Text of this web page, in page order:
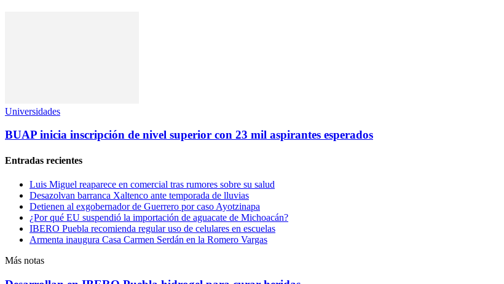
Universidades
BUAP inicia inscripción de nivel superior con 23 mil aspirantes esperados
Entradas recientes
Luis Miguel reaparece en comercial tras rumores sobre su salud
Desazolvan barranca Xaltenco ante temporada de lluvias
Detienen al exgobernador de Guerrero por caso Ayotzinapa
¿Por qué EU suspendió la importación de aguacate de Michoacán?
IBERO Puebla recomienda regular uso de celulares en escuelas
Armenta inaugura Casa Carmen Serdán en la Romero Vargas
Más notas